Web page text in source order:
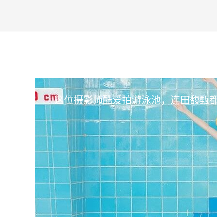
这位摄影师酷爱拍游泳池，连田馥甄